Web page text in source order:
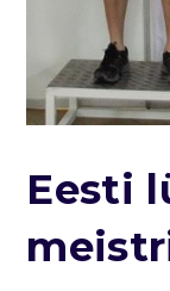
Eesti